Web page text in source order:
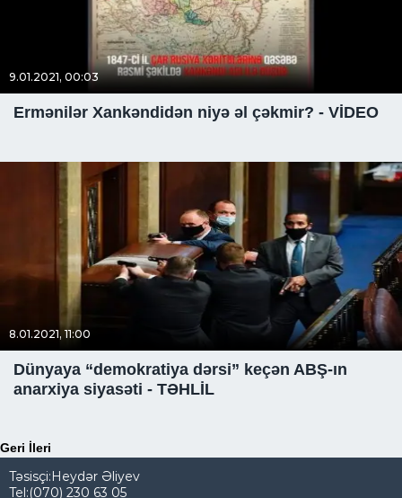
9.01.2021, 00:03
Ermənilər Xankəndidən niyə əl çəkmir? - VİDEO
8.01.2021, 11:00
Dünyaya “demokratiya dərsi” keçən ABŞ-ın
anarxiya siyasəti - TƏHLİL
Geri İleri
Təsisçi:Heydər Əliyev
Tel:(070) 230 63 05